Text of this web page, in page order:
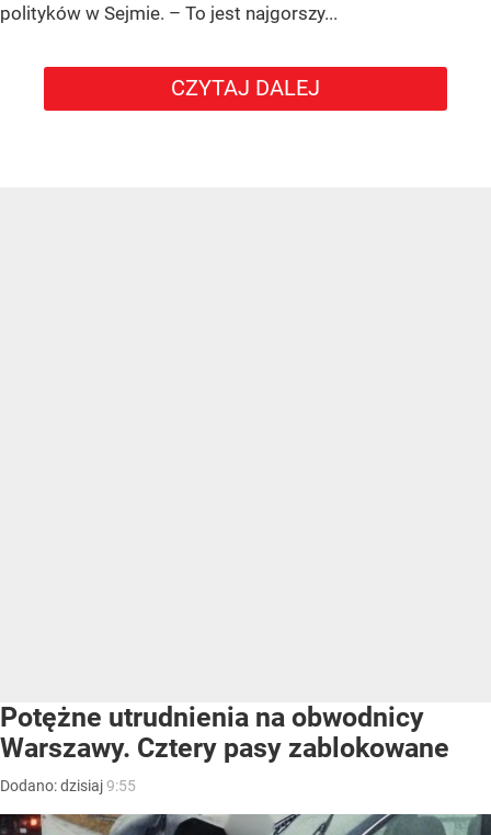
polityków w Sejmie. – To jest najgorszy...
CZYTAJ DALEJ
Potężne utrudnienia na obwodnicy
Warszawy. Cztery pasy zablokowane
Dodano:dzisiaj9:55